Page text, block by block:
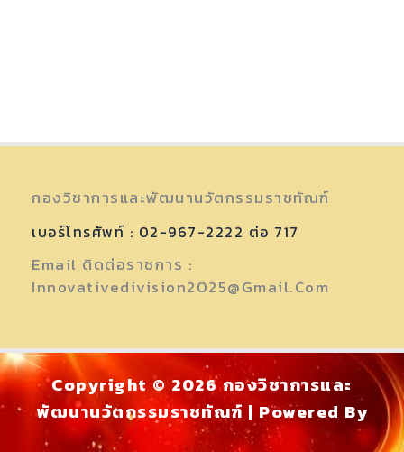
กองวิชาการและพัฒนานวัตกรรมราชทัณฑ์
เบอร์โทรศัพท์ : 02-967-2222 ต่อ 717
Email ติดต่อราชการ :
Innovativedivision2025@gmail.com
Copyright © 2026 กองวิชาการและ
พัฒนานวัตกรรมราชทัณฑ์ | Powered By